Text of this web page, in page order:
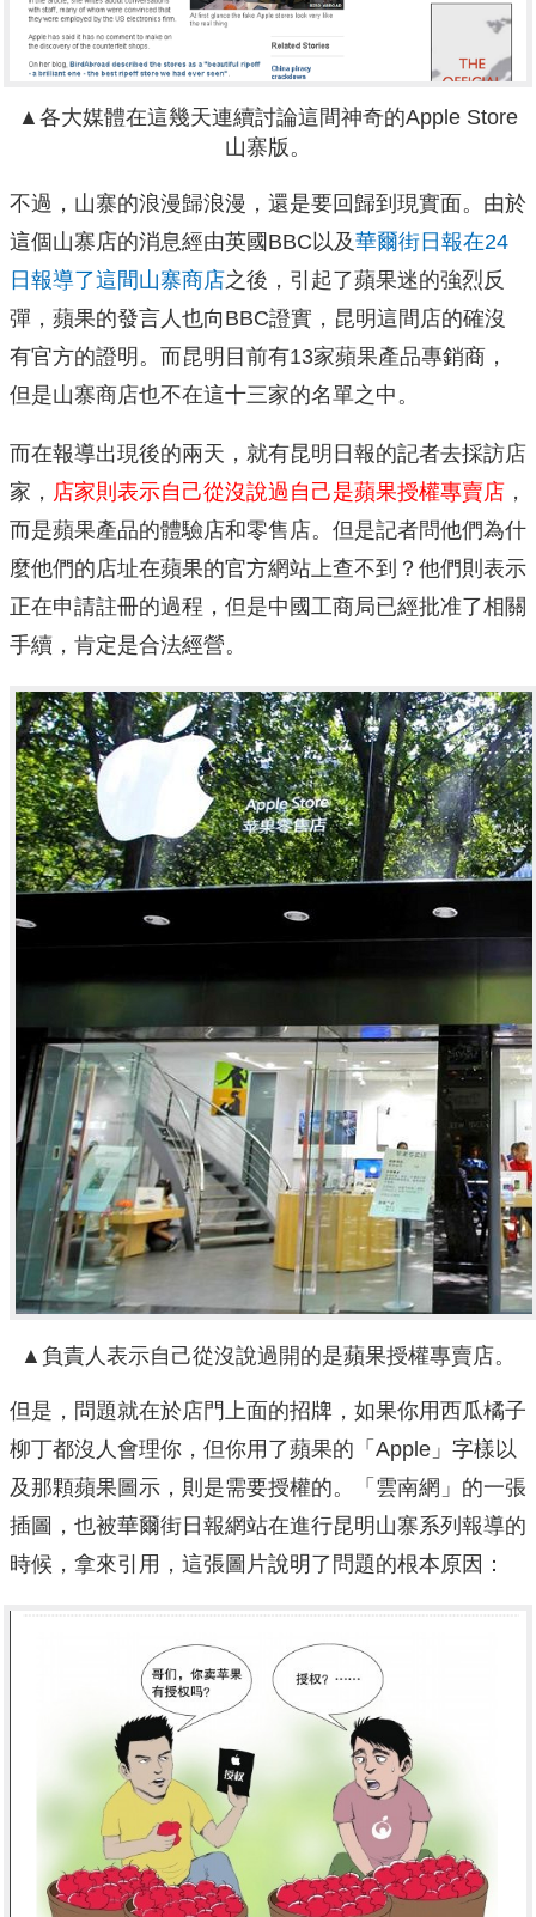
▲各大媒體在這幾天連續討論這間神奇的Apple Store
山寨版。
不過，山寨的浪漫歸浪漫，還是要回歸到現實面。由於
這個山寨店的消息經由英國BBC以及華爾街日報在24
日報導了這間山寨商店之後，引起了蘋果迷的強烈反
彈，蘋果的發言人也向BBC證實，昆明這間店的確沒
有官方的證明。而昆明目前有13家蘋果產品專銷商，
但是山寨商店也不在這十三家的名單之中。
而在報導出現後的兩天，就有昆明日報的記者去採訪店
家， 店家則表示自己從沒說過自己是蘋果授權專賣店 ，
而是蘋果產品的體驗店和零售店。但是記者問他們為什
麼他們的店址在蘋果的官方網站上查不到？他們則表示
正在申請註冊的過程，但是中國工商局已經批准了相關
手續，肯定是合法經營。
▲負責人表示自己從沒說過開的是蘋果授權專賣店。
但是，問題就在於店門上面的招牌，如果你用西瓜橘子
柳丁都沒人會理你，但你用了蘋果的「Apple」字樣以
及那顆蘋果圖示，則是需要授權的。「雲南網」的一張
插圖，也被華爾街日報網站在進行昆明山寨系列報導的
時候，拿來引用，這張圖片說明了問題的根本原因：